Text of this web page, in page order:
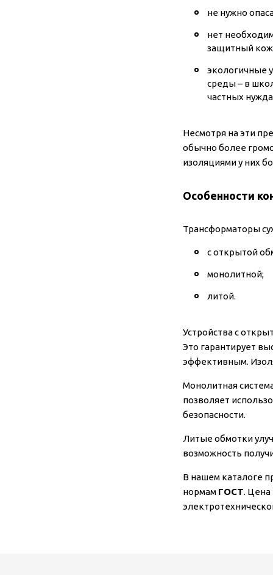
не нужно
нет
защитный
экологичные
среды – в
частных
Несмотря на эти
обычно более
изоляциями у них
Особенности
Трансформаторы
с открытой
монолитной;
литой.
Устройства с
Это гарантирует
эффективным.
Монолитная
позволяет
безопасности.
Литые обмотки
возможность
В нашем каталоге
нормам ГОСТ. Цена